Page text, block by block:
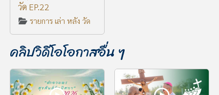
วัด EP.22
รายการ เล่า หลัง วัด
คลิปวิดีโอโอกาสอื่น ๆ